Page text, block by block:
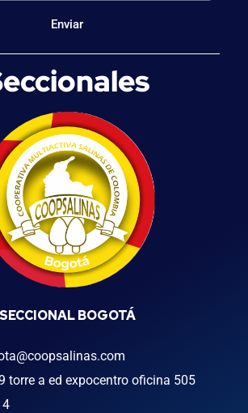
Enviar
SECCIONAL BOGOTÁ
torre a ed expocentro oficina 505